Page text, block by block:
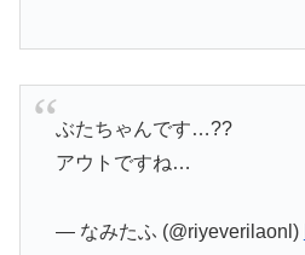
ぶたちゃんです…??
アウトですね…
— なみたふ (@riyeverilaonl)